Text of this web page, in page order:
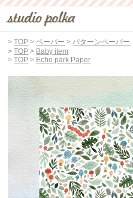
>TOP >ペーパー >パターンペーパー
>TOP > Baby item
>TOP > Echo park Paper